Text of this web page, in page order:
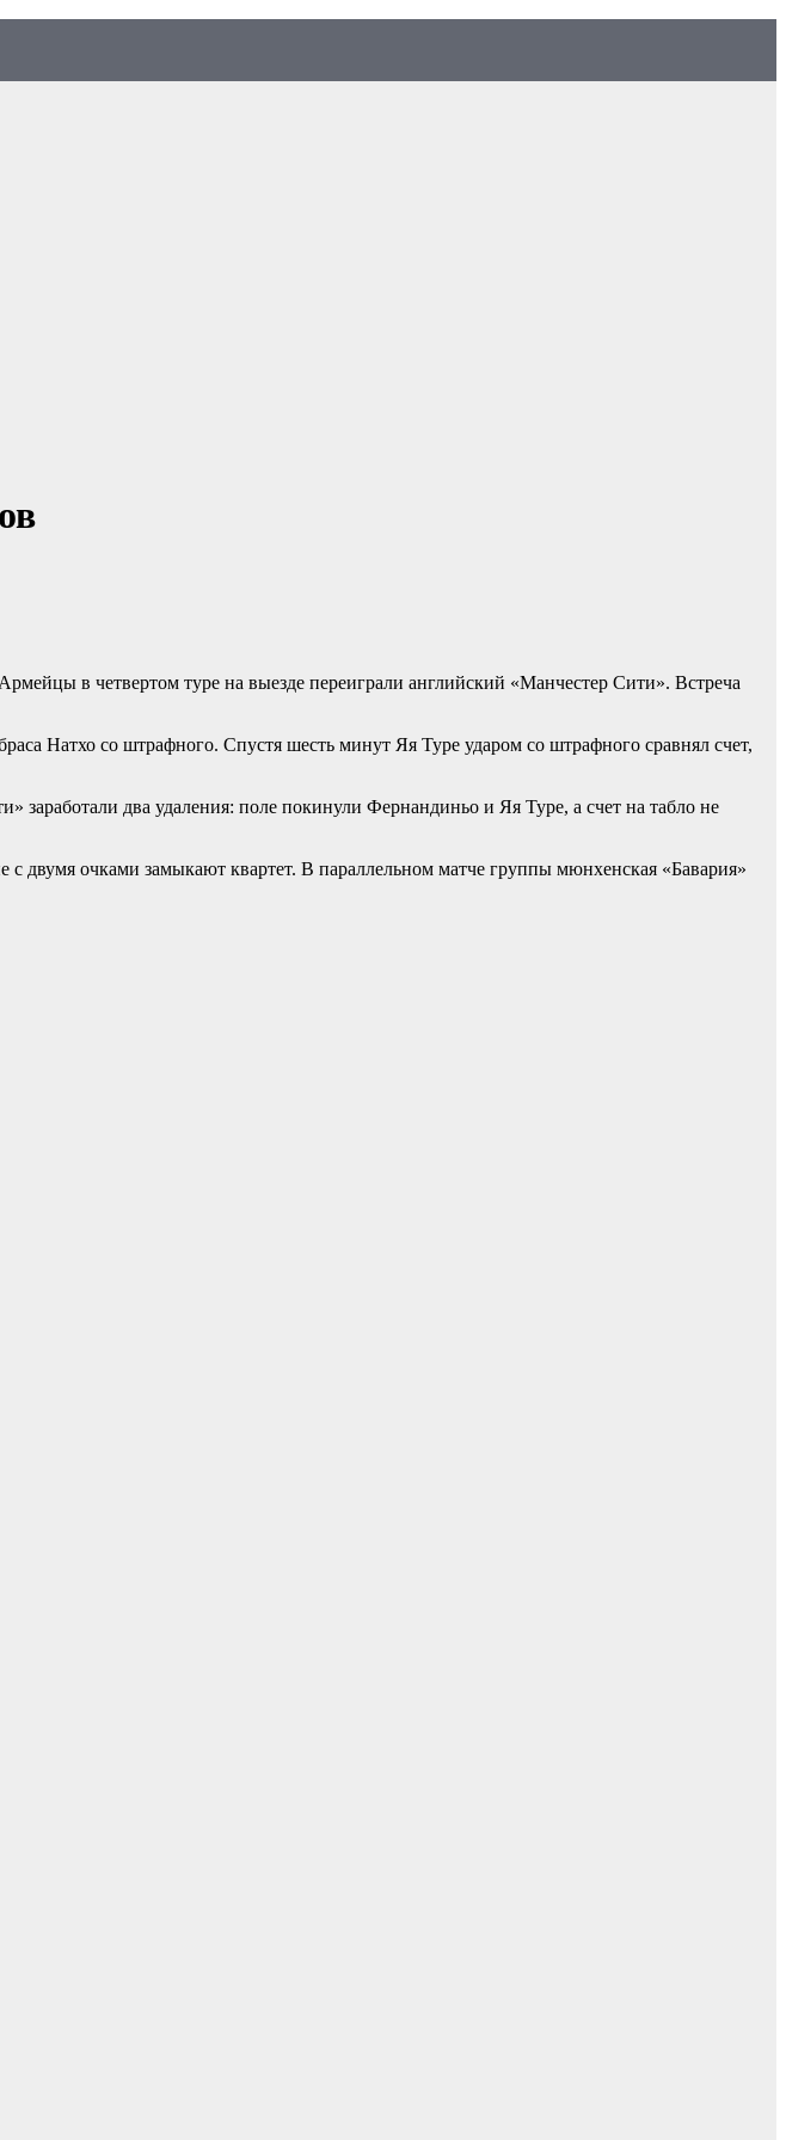
в четвертом туре на выезде переиграли английский «Манчестер Сити». Встреча
Натхо со штрафного. Спустя шесть минут Яя Туре ударом со штрафного сравнял счет,
заработали два удаления: поле покинули Фернандиньо и Яя Туре, а счет на табло не
двумя очками замыкают квартет. В параллельном матче группы мюнхенская «Бавария»